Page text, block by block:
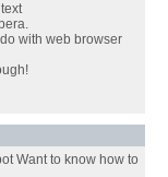
with web browser
Want to know how to